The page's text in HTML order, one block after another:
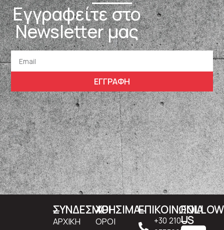
Εγγραφείτε στο
Newsletter μας
ΕΓΓΡΑΦΗ
ΣΥΝΔΕΣΜΟΙ
ΑΡΧΙΚΗ
ΧΡΗΣΙΜΑ
ΟΡΟΙ
ΕΠΙΚΟΙΝΩΝΙΑ
+30 210
FOLLOW
US